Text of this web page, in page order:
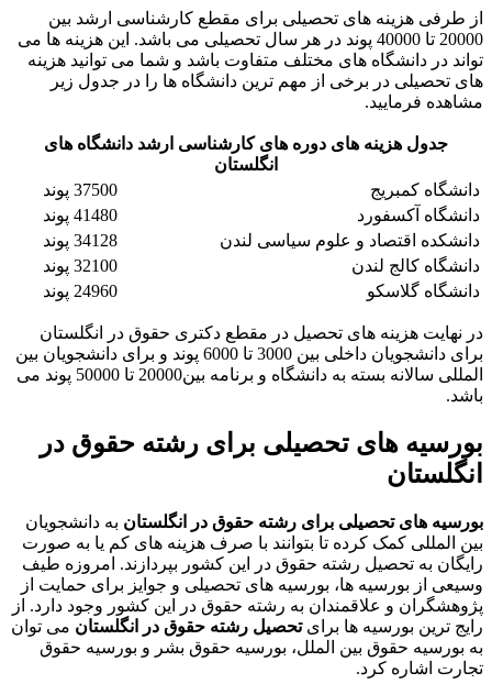
از طرفی هزینه های تحصیلی برای مقطع کارشناسی ارشد بین
20000 تا 40000 پوند در هر سال تحصیلی می باشد. این هزینه ها می
تواند در دانشگاه های مختلف متفاوت باشد و شما می توانید هزینه
های تحصیلی در برخی از مهم ترین دانشگاه ها را در جدول زیر
مشاهده فرمایید.
جدول هزینه های دوره های کارشناسی ارشد دانشگاه های
انگلستان
دانشگاه کمبریج
37500 پوند
دانشگاه آکسفورد
41480 پوند
دانشکده اقتصاد و علوم سیاسی لندن
34128 پوند
دانشگاه کالج لندن
32100 پوند
دانشگاه گلاسکو
24960 پوند
در نهایت هزینه های تحصیل در مقطع دکتری حقوق در انگلستان
برای دانشجویان داخلی بین 3000 تا 6000 پوند و برای دانشجویان بین
المللی سالانه بسته به دانشگاه و برنامه بین20000 تا 50000 پوند می
باشد.
بورسیه های تحصیلی برای رشته حقوق در
انگلستان
بورسیه های تحصیلی برای رشته حقوق در انگلستان به دانشجویان
بین المللی کمک کرده تا بتوانند با صرف هزینه های کم یا به صورت
رایگان به تحصیل رشته حقوق در این کشور بپردازند. امروزه طیف
وسیعی از بورسیه ها، بورسیه های تحصیلی و جوایز برای حمایت از
پژوهشگران و علاقمندان به رشته حقوق در این کشور وجود دارد. از
رایج ترین بورسیه ها برایتحصیل رشته حقوق در انگلستان می توان
به بورسیه حقوق بین الملل، بورسیه حقوق بشر و بورسیه حقوق
تجارت اشاره کرد.